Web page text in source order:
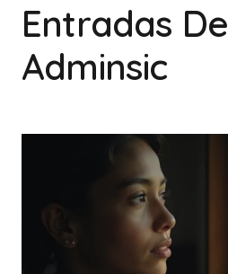
Entradas De
Adminsic